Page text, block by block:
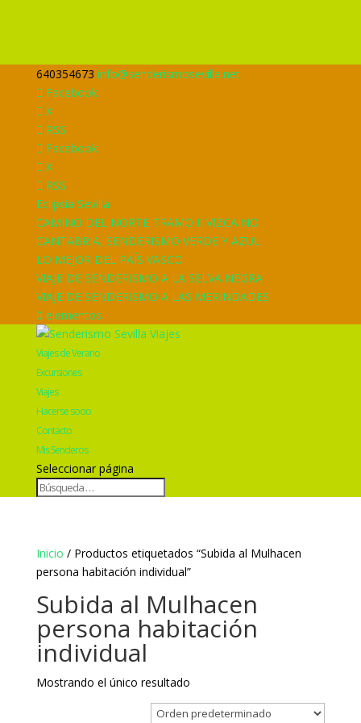
640354673 info@senderismosevilla.net
Facebook
X
RSS
Facebook
X
RSS
Eclipsia Sevilla
CAMINO DEL NORTE TRAMO II VIZCAINO
CANTABRIA, SENDERISMO VERDE Y AZUL
LO MEJOR DEL PAÍS VASCO
VIAJE DE SENDERISMO A LA SELVA NEGRA
VIAJE DE SENDERISMO A LAS MERINDADES
0 elementos
Viajes de Verano
Excursiones
Viajes
Hacerse socio
Contacto
Mis Senderos
Seleccionar página
Inicio / Productos etiquetados “Subida al Mulhacen
persona habitación individual”
Subida al Mulhacen
persona habitación
individual
Mostrando el único resultado